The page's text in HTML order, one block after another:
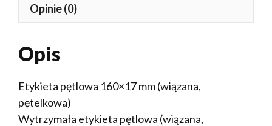
Opinie (0)
Opis
Etykieta pętlowa 160×17 mm (wiązana,
pętelkowa)
Wytrzymała etykieta pętlowa (wiązana,